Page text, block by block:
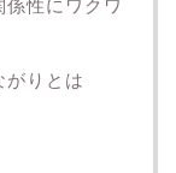
係性にワクワ
がりとは